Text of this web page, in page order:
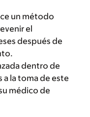
un método
el
después de
dentro de
a la toma de este
médico de